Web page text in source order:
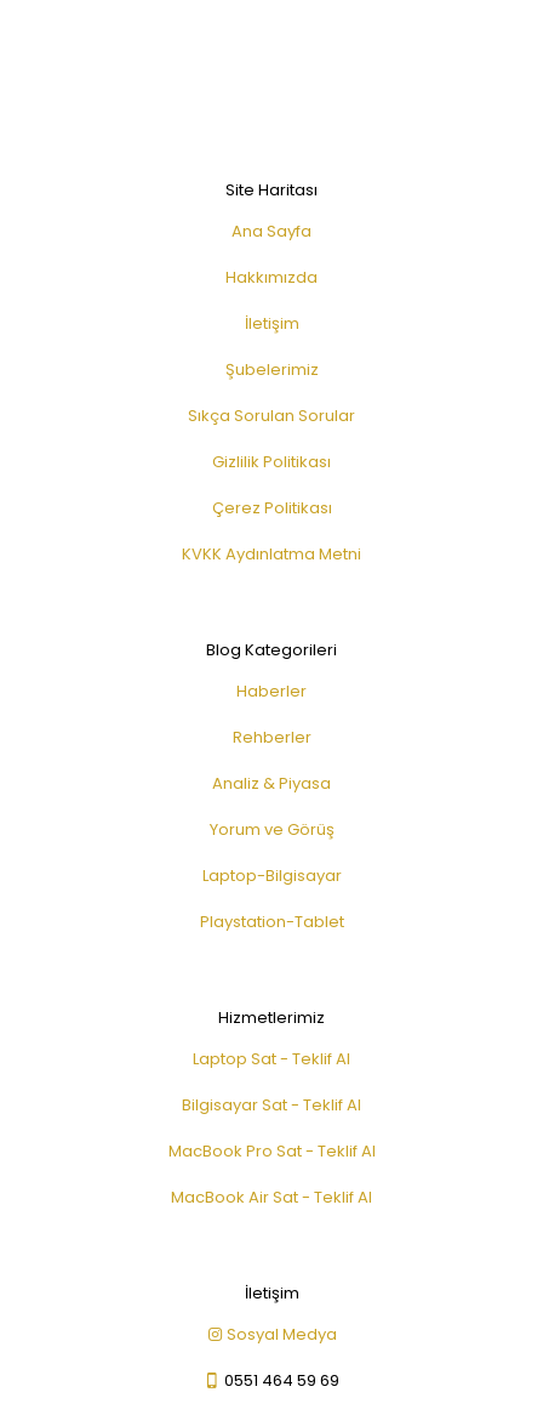
Site Haritası
Ana Sayfa
Hakkımızda
İletişim
Şubelerimiz
Sıkça Sorulan Sorular
Gizlilik Politikası
Çerez Politikası
KVKK Aydınlatma Metni
Blog Kategorileri
Haberler
Rehberler
Analiz & Piyasa
Yorum ve Görüş
Laptop-Bilgisayar
Playstation-Tablet
Hizmetlerimiz
Laptop Sat - Teklif Al
Bilgisayar Sat - Teklif Al
MacBook Pro Sat - Teklif Al
MacBook Air Sat - Teklif Al
İletişim
Sosyal Medya
0551 464 59 69